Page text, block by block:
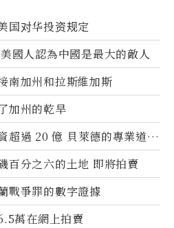
国对华投资规定
國人認為中國是最大的敵人
南加州和拉斯維加斯
加州的乾旱
貝萊德的專業道德
百分之六的土地 即將拍賣
戰爭罪的數字證據
萬在網上拍賣